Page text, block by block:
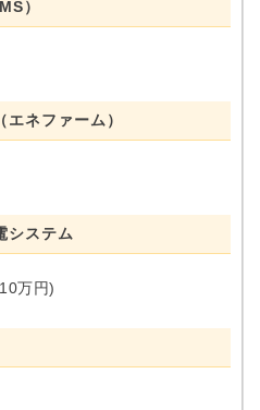
）
ネファーム）
システム
万円)